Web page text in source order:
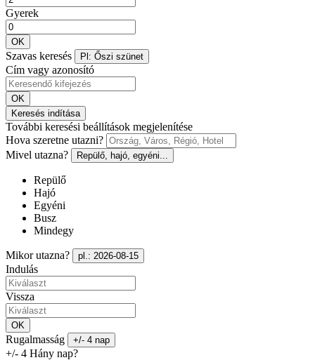
Gyerek
OK
Szavas keresés Pl: Őszi szünet
Cím vagy azonosító
OK
Keresés indítása
További keresési beállítások megjelenítése
Hova szeretne utazni?
Mivel utazna?
Repülő, hajó, egyéni...
Repülő
Hajó
Egyéni
Busz
Mindegy
Mikor utazna? pl.: 2026-08-15
Indulás
Vissza
OK
Rugalmasság +/- 4 nap
+/- 4 Hány nap?